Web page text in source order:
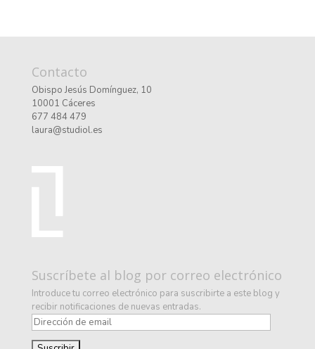
Contacto
Obispo Jesús Domínguez, 10
10001 Cáceres
677 484 479
laura@studiol.es
Suscríbete al blog por correo electrónico
Introduce tu correo electrónico para suscribirte a este blog y
recibir notificaciones de nuevas entradas.
D
i